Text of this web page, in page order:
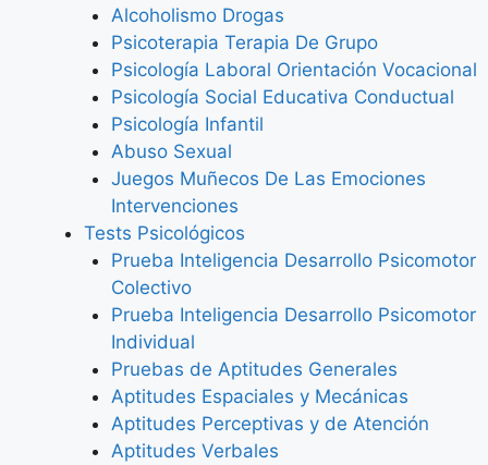
Alcoholismo Drogas
Psicoterapia Terapia De Grupo
Psicología Laboral Orientación Vocacional
Psicología Social Educativa Conductual
Psicología Infantil
Abuso Sexual
Juegos Muñecos De Las Emociones
Intervenciones
Tests Psicológicos
Prueba Inteligencia Desarrollo Psicomotor
Colectivo
Prueba Inteligencia Desarrollo Psicomotor
Individual
Pruebas de Aptitudes Generales
Aptitudes Espaciales y Mecánicas
Aptitudes Perceptivas y de Atención
Aptitudes Verbales